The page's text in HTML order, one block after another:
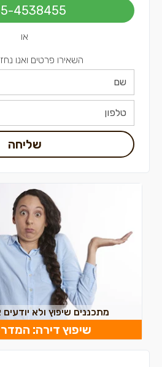
4538455
או
השאירו פרטים ואנו
שליחה
מתכננים שיפוץ ולא
שיפוץ דירה: